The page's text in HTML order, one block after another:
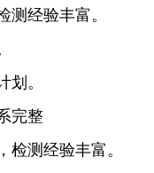
测经验丰富。
划。
完整
检测经验丰富。